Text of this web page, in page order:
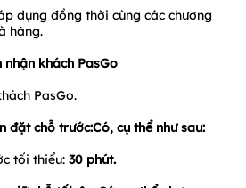
dụng đồng thời cùng các chương
hàng.
khách PasGo
PasGo.
đặt chỗ trước:Có, cụ thể như sau:
tối thiểu: 30 phút.